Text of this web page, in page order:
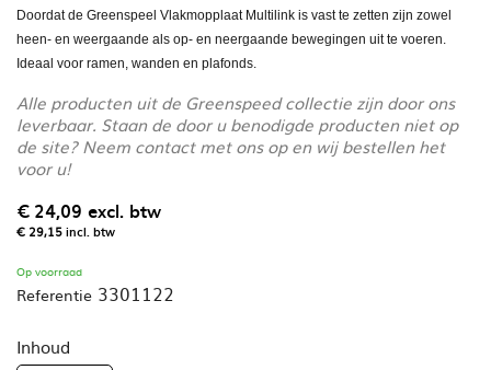
Doordat de Greenspeel Vlakmopplaat Multilink is vast te zetten zijn zowel
heen- en weergaande als op- en neergaande bewegingen uit te voeren.
Ideaal voor ramen, wanden en plafonds.
Alle producten uit de Greenspeed collectie zijn door ons
leverbaar. Staan de door u benodigde producten niet op
de site? Neem contact met ons op en wij bestellen het
voor u!
€ 24,09 excl. btw
€ 29,15incl. btw
Op voorraad
Referentie 3301122
Inhoud